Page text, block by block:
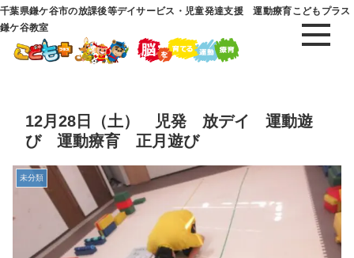
千葉県鎌ケ谷市の放課後等デイサービス・児童発達支援 運動療育こどもプラス
鎌ケ谷教室
12月28日（土） 児発 放デイ 運動遊
び 運動療育 正月遊び
未分類